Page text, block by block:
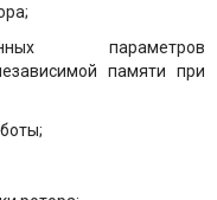
параметров
памяти при